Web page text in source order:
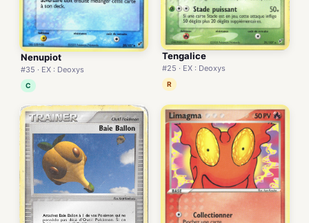
Nenupiot
#35 · EX : Deoxys
C
Tengalice
#25 · EX : Deoxys
R